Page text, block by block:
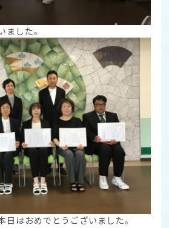
した。
日はおめでとうございました。